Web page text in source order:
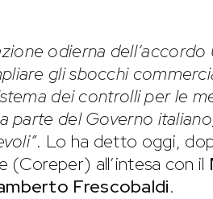
odierna
gli sbocchi
dei controlli per le
parte del Governo
. Lo ha detto oggi,
(Coreper) all’intesa con il
Frescobaldi.